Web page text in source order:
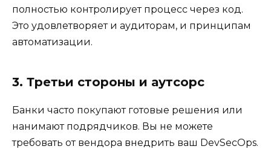
полностью контролирует процесс через код.
Это удовлетворяет и аудиторам, и принципам
автоматизации.
3. Третьи стороны и аутсорс
Банки часто покупают готовые решения или
нанимают подрядчиков. Вы не можете
требовать от вендора внедрить ваш DevSecOps.